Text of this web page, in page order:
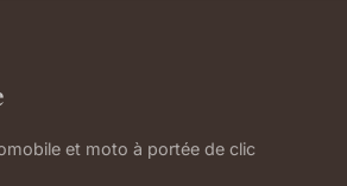
et moto à portée de clic